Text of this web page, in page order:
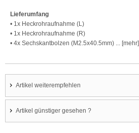
Lieferumfang
• 1x Heckrohraufnahme (L)
• 1x Heckrohraufnahme (R)
• 4x Sechskantbolzen (M2.5x40.5mm) ... [mehr]
Artikel weiterempfehlen
Artikel günstiger gesehen ?